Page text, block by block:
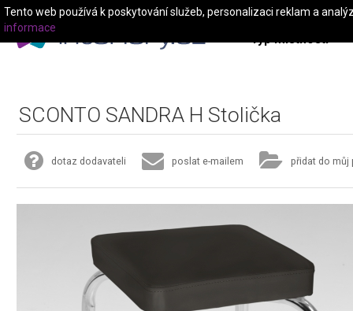
Typ místnosti
SCONTO SANDRA H Stolička
dotaz dodavateli poslat e-mailem přidat do můj
Tento web používá k poskytování služeb, personalizaci reklam a
informace